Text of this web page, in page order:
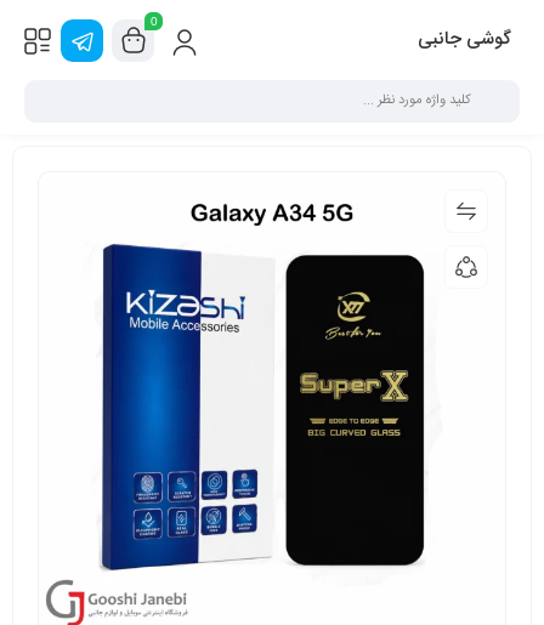
گوشی جانبی
0